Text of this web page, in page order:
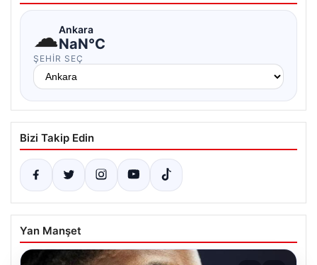
☁Ankara
NaN°C
ŞEHIR SEÇ
Bizi Takip Edin
Yan Manşet